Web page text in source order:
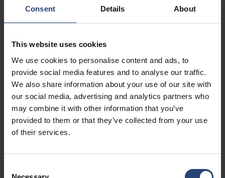
Consent Details About
This website uses cookies
We use cookies to personalise content and ads, to
provide social media features and to analyse our traffic.
We also share information about your use of our site with
our social media, advertising and analytics partners who
may combine it with other information that you’ve
provided to them or that they’ve collected from your use
of their services.
gevaarlijke goederen. (Explosieven, batterijen bedoeld voor
*Als een doos bedoeld is voor explosieven, moet deze ook een
speciale beoordeling voor explosieven hebben.
Verpakkingsgroep III (Z)
- moet een valtest doorstaan vanaf 0,8 m voor minder (maar
nog steeds) gevaarlijke goederen. (Ex. ontvlambare vloeistoffen